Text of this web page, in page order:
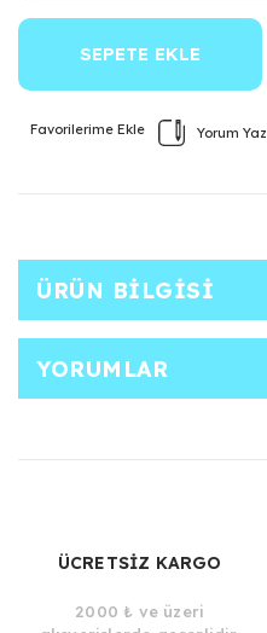
SEPETE EKLE
Yorum Yaz
ÜRÜN BILGISI
YORUMLAR
ÜCRETSİZ KARGO
2000 ₺ ve üzeri